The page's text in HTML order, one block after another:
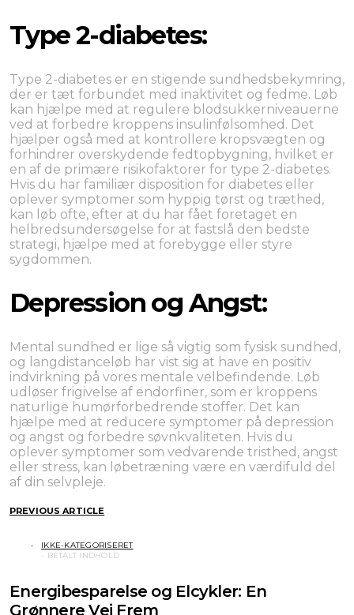
Type 2-diabetes:
Type 2-diabetes er en stigende sundhedsbekymring,
der er tæt forbundet med inaktivitet og fedme. Løb
kan hjælpe med at regulere blodsukkerniveauerne
ved at forbedre kroppens insulinfølsomhed. Det
hjælper også med at kontrollere kropsvægten og
forhindrer overskydende fedtopbygning, hvilket er
en af de primære risikofaktorer for type 2-diabetes.
Hvis du har familiær disposition for diabetes eller
oplever symptomer som hyppig tørst og træthed,
kan løb ofte, efter at du har fået foretaget en
helbredsundersøgelse for at fastslå den bedste
strategi, hjælpe med at forebygge eller styre
sygdommen.
Depression og Angst:
Mental sundhed er lige så vigtig som fysisk sundhed,
og langdistanceløb har vist sig at have en positiv
indvirkning på vores mentale velbefindende. Løb
udløser frigivelse af endorfiner, som er kroppens
naturlige humørforbedrende stoffer. Det kan
hjælpe med at reducere symptomer på depression
og angst og forbedre søvnkvaliteten. Hvis du
oplever symptomer som vedvarende tristhed, angst
eller stress, kan løbetræning være en værdifuld del
af din selvpleje.
PREVIOUS ARTICLE
IKKE-KATEGORISERET
Energibesparelse og Elcykler: En
Grønnere Vej Frem